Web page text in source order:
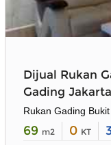
Dijual Rukan
Gading
Rukan Gading
69 m2 0 KT